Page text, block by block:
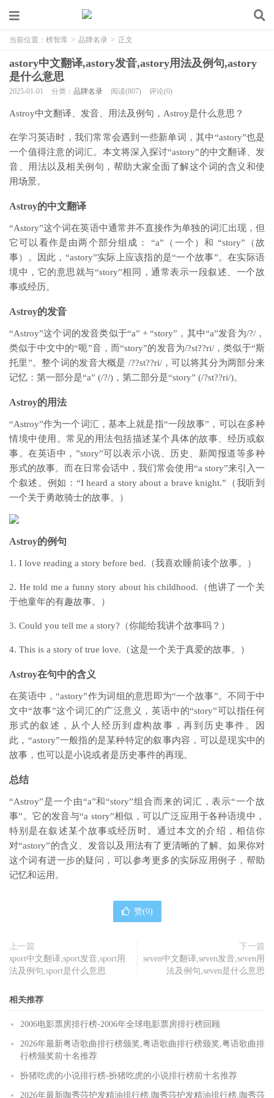
当前位置： 榜智库 > 品牌名录 > 正文
astory中文翻译,astory发音,astory用法及例句,astory
是什么意思
2025-01-01 分类： 品牌名录 阅读(807) 评论(0)
Astroy中文翻译、发音、用法及例句，Astroy是什么意思？
在学习英语时，我们常常会遇到一些新单词，其中“astory”也是
一个值得注意的词汇。本文将深入探讨“astory”的中文翻译、发
音、用法以及相关例句，帮助大家全面了解这个词的含义和使
用场景。
Astroy的中文翻译
“Astory”这个词在英语中通常并不直接作为单独的词汇出现，但
它可以看作是由两个部分组成： “a”（一个）和 “story”（故
事）。因此，“astory”实际上应该指的是“一个故事”。在实际语
境中，它的意思就与“story”相同，通常表示一段叙述、一个故
事或经历。
Astroy的发音
“Astroy”这个词的发音类似于“a” + “story”，其中“a”发音为/?/，
类似于中文中的“呃”音，而“story”的发音为/?st??ri/，类似于“斯
托里”。整个词的发音大概是 /??st??ri/，可以将其分为两部分来
记忆：第一部分是“a” (/?/)，第二部分是“story” (/?st??ri/)。
Astroy的用法
“Astroy”作为一个词汇，基本上就是指“一段故事”，可以在多种
情境中使用。常见的用法包括描述某个具体的故事、经历或叙
事。在英语中，”story”可以表示小说、历史、新闻报道等多种
形式的故事。而在日常会话中，我们常会使用“a story”来引入一
个叙述。例如：“I heard a story about a brave knight.”（我听到
一个关于勇敢骑士的故事。）
Astroy的例句
1. I love reading a story before bed.（我喜欢睡前读个故事。）
2. He told me a funny story about his childhood.（他讲了一个关
于他童年的有趣故事。）
3. Could you tell me a story?（你能给我讲个故事吗？）
4. This is a story of true love.（这是一个关于真爱的故事。）
Astroy在句中的含义
在英语中，“astory”作为词组的意思即为“一个故事”。不同于中
文中“故事”这个词汇的广泛意义，英语中的“story”可以指任何
形式的叙述，从个人经历到虚构故事，再到历史事件。因
此，“astory”一般指的是某种特定的叙事内容，可以是现实中的
故事，也可以是小说或者是历史事件的再现。
总结
“Astroy”是一个由“a”和“story”组合而来的词汇，表示“一个故
事”。它的发音与“a story”相似，可以广泛应用于各种语境中，
特别是在叙述某个故事或经历时。通过本文的介绍，相信你
对“astory”的含义、发音以及用法有了更清晰的了解。如果你对
这个词有进一步的疑问，可以参考更多的实际应用例子，帮助
记忆和运用。
赞(0)
上一篇
sport中文翻译,sport发音,sport用
法及例句,sport是什么意思
下一篇
seven中文翻译,seven发音,seven用
法及例句,seven是什么意思
相关推荐
2006电影票房排行榜-2006年全球电影票房排行榜回顾
2026年最新粤语歌曲排行榜颁奖,粤语歌曲排行榜颁奖,粤语歌曲排
行榜颁奖前十名推荐
扮猪吃虎的小说排行榜-扮猪吃虎的小说排行榜前十名推荐
2026年最新咖秀莎护发精油排行榜,咖秀莎护发精油排行榜,咖秀莎